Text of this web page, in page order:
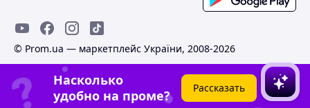
© Prom.ua — маркетплейс України, 2008-2026
Насколько
удобно на проме?
Рассказать